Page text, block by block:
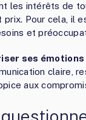
les intérêts de
Pour cela, il
et
ses émotions
claire,
aux